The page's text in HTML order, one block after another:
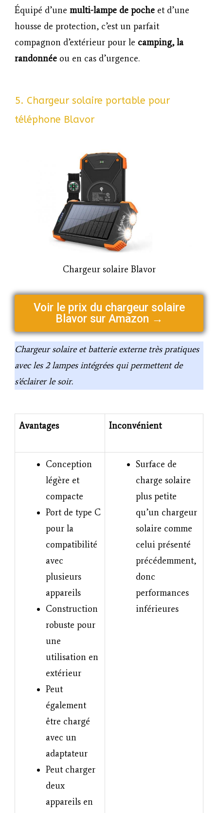
Équipé d’une multi-lampe de poche et d’une
housse de protection, c’est un parfait
compagnon d’extérieur pour le camping, la
randonnée ou en cas d’urgence.
5. Chargeur solaire portable pour
téléphone Blavor
Chargeur solaire Blavor
Voir le prix du chargeur solaire
Blavor sur Amazon →
Chargeur solaire et batterie externe très pratiques
avec les 2 lampes intégrées qui permettent de
s’éclairer le soir.
Avantages Inconvénient
Conception
légère et
compacte
Port de type C
pour la
compatibilité
avec
plusieurs
appareils
Construction
robuste pour
une
utilisation en
extérieur
Peut
également
être chargé
avec un
adaptateur
Peut charger
deux
appareils en
Surface de
charge solaire
plus petite
qu’un chargeur
solaire comme
celui présenté
précédemment,
donc
performances
inférieures